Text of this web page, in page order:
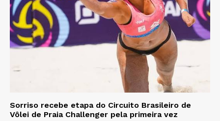
Sorriso recebe etapa do Circuito Brasileiro de
Vôlei de Praia Challenger pela primeira vez